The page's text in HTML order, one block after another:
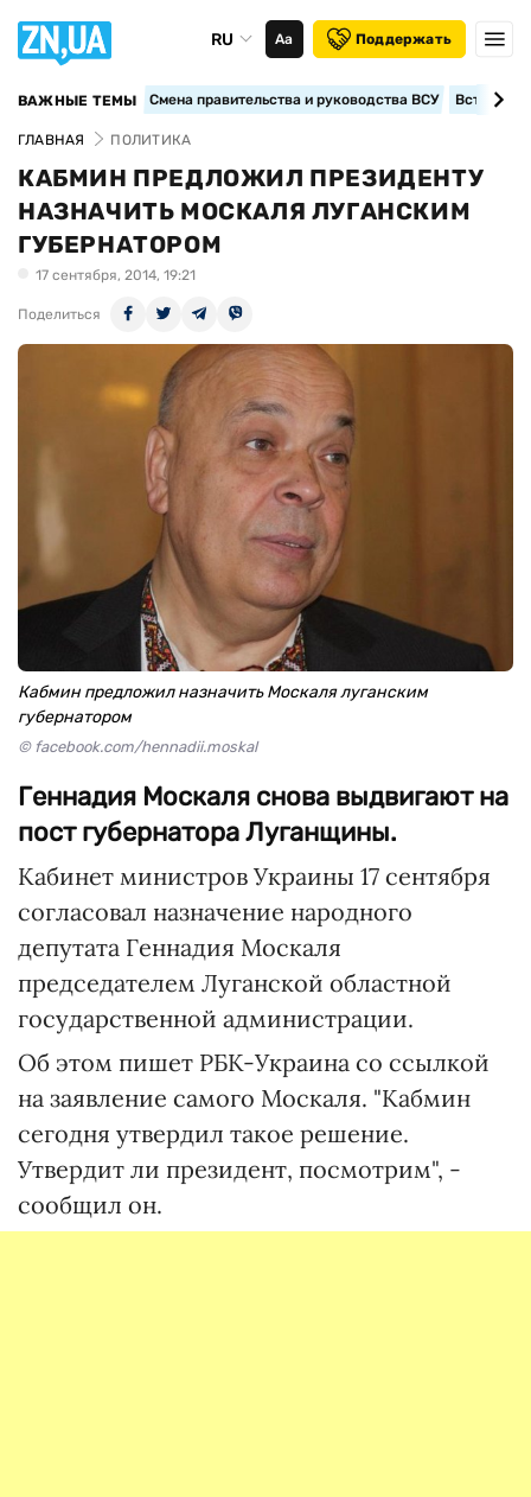
RU Аа Поддержать
ВАЖНЫЕ ТЕМЫ Смена правительства и руководства ВСУ
ГЛАВНАЯ ПОЛИТИКА
КАБМИН ПРЕДЛОЖИЛ ПРЕЗИДЕНТУ
НАЗНАЧИТЬ МОСКАЛЯ ЛУГАНСКИМ
ГУБЕРНАТОРОМ
17 сентября, 2014, 19:21
Поделиться
Кабмин предложил назначить Москаля луганским
губернатором
© facebook.com/hennadii.moskal
Геннадия Москаля снова выдвигают на
пост губернатора Луганщины.
Кабинет министров Украины 17 сентября
согласовал назначение народного
депутата Геннадия Москаля
председателем Луганской областной
государственной администрации.
Об этом пишет РБК-Украина со ссылкой
на заявление самого Москаля. "Кабмин
сегодня утвердил такое решение.
Утвердит ли президент, посмотрим", -
сообщил он.